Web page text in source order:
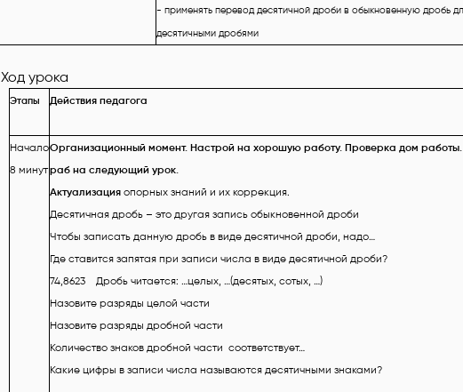
- применять перевод десятичной дроби в обыкновенную дробь
десятичными дробями
Ход урока
Этапы Действия педагога
Начало
8 минут
Организационный момент. Настрой на хорошую работу. Проверка дом
раб на следующий урок.
Актуализация опорных знаний и их коррекция.
Десятичная дробь – это другая запись обыкновенной дроби
Чтобы записать данную дробь в виде десятичной дроби, надо…
Где ставится запятая при записи числа в виде десятичной дроби?
74,8623 Дробь читается: …целых, …(десятых, сотых, …)
Назовите разряды целой части
Назовите разряды дробной части
Количество знаков дробной части соответствует…
Какие цифры в записи числа называются десятичными знаками?